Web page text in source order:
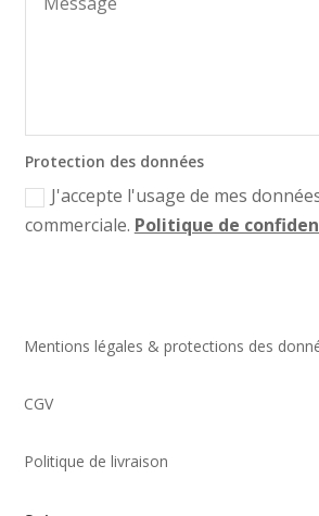
Protection des données
J'accepte l'usage de mes
commerciale. Politique de
Mentions légales & protections des
CGV
Politique de livraison